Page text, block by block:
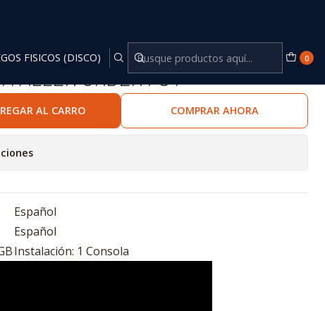
FISICOS (DISCO) 0
FALLEN ORDER PS4
AL CARRO COMPRAR AHORA
Español
Español
Instalación: 1 Consola